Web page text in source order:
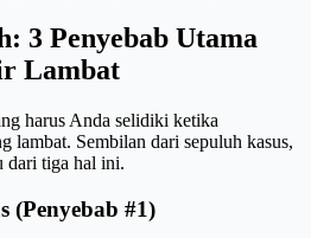
3 Penyebab Utama
Lambat
harus Anda selidiki ketika
lambat. Sembilan dari sepuluh kasus,
dari tiga hal ini.
(Penyebab #1)